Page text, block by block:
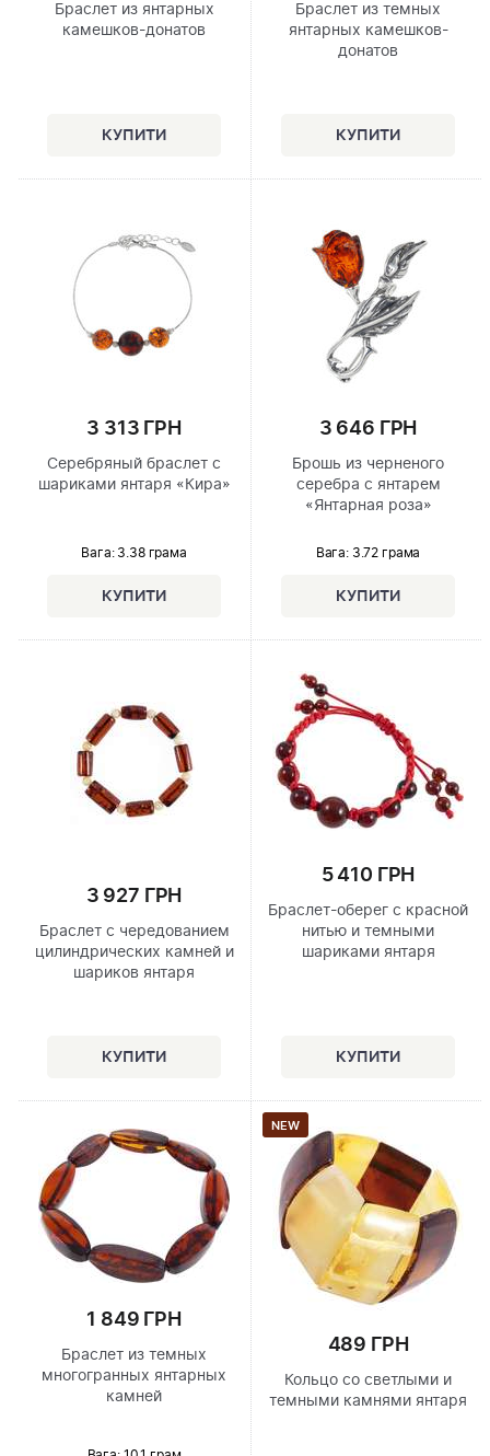
Браслет из янтарных
камешков-донатов
Браслет из темных
янтарных камешков-
донатов
3 313 ГРН
Серебряный браслет с
шариками янтаря «Кира»
Вага: 3.38 грама
3 646 ГРН
Брошь из черненого
серебра с янтарем
«Янтарная роза»
Вага: 3.72 грама
3 927 ГРН
Браслет с чередованием
цилиндрических камней и
шариков янтаря
5 410 ГРН
Браслет-оберег с красной
нитью и темными
шариками янтаря
1 849 ГРН
Браслет из темных
многогранных янтарных
камней
NEW
489 ГРН
Кольцо со светлыми и
темными камнями янтаря